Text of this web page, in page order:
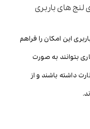
های باربری
این امکان را فراهم
بتوانند به صورت
داشته باشند و از